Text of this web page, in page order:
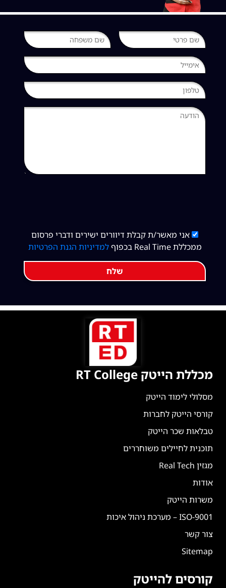
אני מאשר/ת קבלת דיוורים ישירים ודברי פרסום
ממכללת Real Time בכפוף
למדיניות הגנת הפרטיות
שלח
מכללת הייטק RT College
מסלולי לימוד הייטק
קורסי הייטק לחברות
טבלאות שכר הייטק
תוכנית לחיילים משוחררים
מגזין Real Tech
אודות
משרות הייטק
ISO-9001 – מערכת ניהול איכות
צור קשר
Sitemap
קורסים להייטק